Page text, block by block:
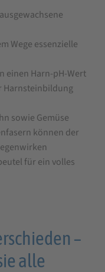
Wege essenzielle
einen Harn-pH-Wert
Harnsteinbildung
sowie Gemüse
können der
für ein volles
–
alle